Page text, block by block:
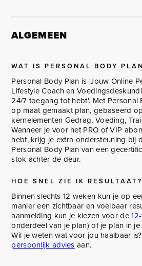
ALGEMEEN
WAT IS PERSONAL BODY
Personal Body Plan is 'Jouw Online
Lifestyle Coach en
24/7 toegang tot hebt'. Met Personal
op maat gemaakt plan, gebaseerd
kernelementen Gedrag, Voeding,
Wanneer je voor het PRO of VIP
hebt, krijg je extra ondersteuning bij
Personal Body Plan van een
stok achter de deur.
HOE SNEL ZIE IK RESULTAAT?
Binnen slechts 12 weken kun je op
manier een zichtbaar en voelbaar
aanmelding kun je kiezen voor de
onderdeel van je plan) of je plan in
Wil je weten wat voor jou haalbaar
persoonlijk advies aan.